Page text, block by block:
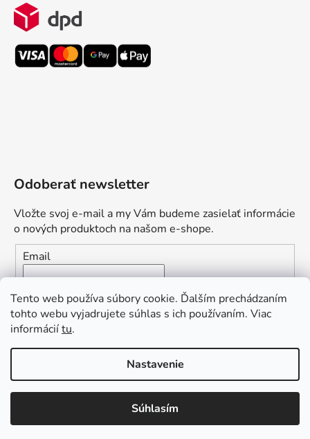
Tento web používa súbory cookie. Ďalším prechádzaním
tohto webu vyjadrujete súhlas s ich používaním. Viac
informáciítu.
Nastavenie
Súhlasím
: Zaplaťte vopred a získajte
Odoberať newsletter
Vložte svoj e-mail a my Vám budeme zasielať informácie
o nových produktoch na našom e-shope.
Email
Vložením e-mailu súhlasíte s
podmienkami ochrany
osobných údajov
Vytvoril Shoptet Premium
Copyright 2026L2.sk. Všetky práva vyhradené.
môžem pomôcť?“